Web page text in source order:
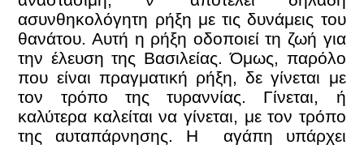
ασυνθηκολόγητη ρήξη με τις δυνάμεις του
θανάτου. Αυτή η ρήξη οδοποιεί τη ζωή για
την έλευση της Βασιλείας. Όμως, παρόλο
που είναι πραγματική ρήξη, δε γίνεται με
τον τρόπο της τυραννίας. Γίνεται, ή
καλύτερα καλείται να γίνεται, με τον τρόπο
της αυταπάρνησης. Η αγάπη υπάρχει